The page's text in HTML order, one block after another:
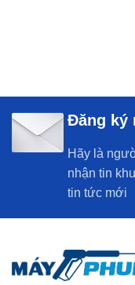
Đăng ký
Hãy là
nhận tin
tin tức mới